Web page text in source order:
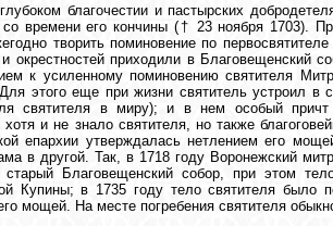
благочестии и пастырских
времени его кончины († 23 ноября 1703).
творить поминовение по
окрестностей приходили в Благовещенский
к усиленному поминовению святителя
этого еще при жизни святитель устроил в
святителя в миру); и в нем особый
хотя и не знало святителя, но также
епархии утверждалась нетлением его
в другой. Так, в 1718 году Воронежский
старый Благовещенский собор, при этом
Купины; в 1735 году тело святителя было
мощей. На месте погребения святителя